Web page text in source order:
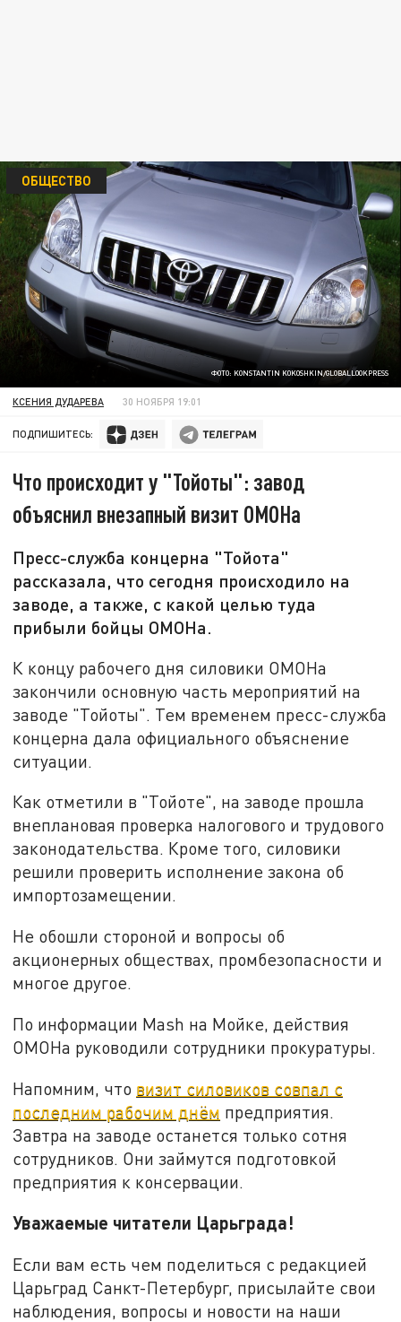
ФОТО: KONSTANTIN KOKOSHKIN/GLOBALLOOKPRESS
ОБЩЕСТВО
КСЕНИЯ ДУДАРЕВА 30 НОЯБРЯ 19:01
ПОДПИШИТЕСЬ:
Что происходит у "Тойоты": завод
объяснил внезапный визит ОМОНа
Пресс-служба концерна "Тойота"
рассказала, что сегодня происходило на
заводе, а также, с какой целью туда
прибыли бойцы ОМОНа.
К концу рабочего дня силовики ОМОНа
закончили основную часть мероприятий на
заводе "Тойоты". Тем временем пресс-служба
концерна дала официального объяснение
ситуации.
Как отметили в "Тойоте", на заводе прошла
внеплановая проверка налогового и трудового
законодательства. Кроме того, силовики
решили проверить исполнение закона об
импортозамещении.
Не обошли стороной и вопросы об
акционерных обществах, промбезопасности и
многое другое.
По информации Mash на Мойке, действия
ОМОНа руководили сотрудники прокуратуры.
Напомним, что визит силовиков совпал с
последним рабочим днём предприятия.
Завтра на заводе останется только сотня
сотрудников. Они займутся подготовкой
предприятия к консервации.
Уважаемые читатели Царьграда!
Если вам есть чем поделиться с редакцией
Царьград Санкт-Петербург, присылайте свои
наблюдения, вопросы и новости на наши